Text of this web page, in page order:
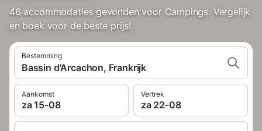
46 accommodaties gevonden voor Campings. Vergelijk
en boek voor de beste prijs!
Bestemming
Bassin d'Arcachon, Frankrijk
Aankomst
za 15-08
Vertrek
za 22-08